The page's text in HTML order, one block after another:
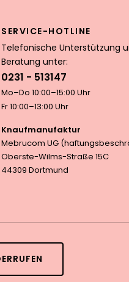
SERVICE-HOTLINE
Telefonische Unterstützung
Beratung unter:
0231 - 513147
Mo–Do 10:00–15:00 Uhr
Fr 10:00–13:00 Uhr
Knaufmanufaktur
Mebrucom UG
Oberste-Wilms-Straße 15C
44309 Dortmund